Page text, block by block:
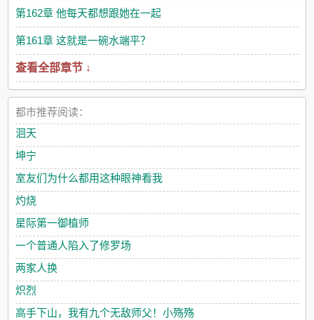
第162章 他每天都想跟她在一起
第161章 这就是一碗水端平？
查看全部章节 ↓
都市推荐阅读：
洄天
坤宁
室友们为什么都用这种眼神看我
灼烧
星际第一御植师
一个普通人陷入了修罗场
两家人换
炽烈
高手下山，我有九个无敌师父！小殇殇